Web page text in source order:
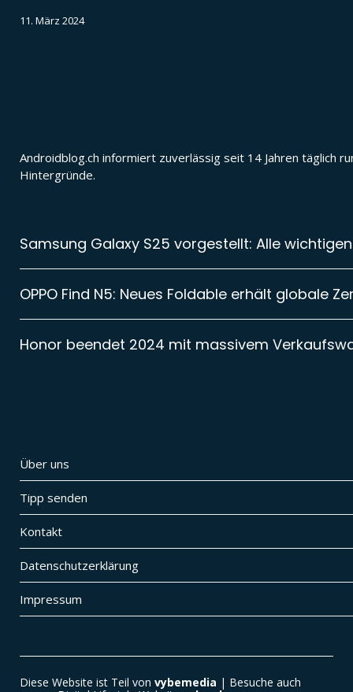
11. März 2024
Androidblog.ch informiert zuverlässig seit 14 Jahren täglich
Hintergründe.
Samsung Galaxy S25 vorgestellt: Alle
OPPO Find N5: Neues Foldable erhält globale
Honor beendet 2024 mit massivem
Über uns
Tipp senden
Kontakt
Datenschutzerklärung
Impressum
Diese Website ist Teil von vybemedia | Besuche auch